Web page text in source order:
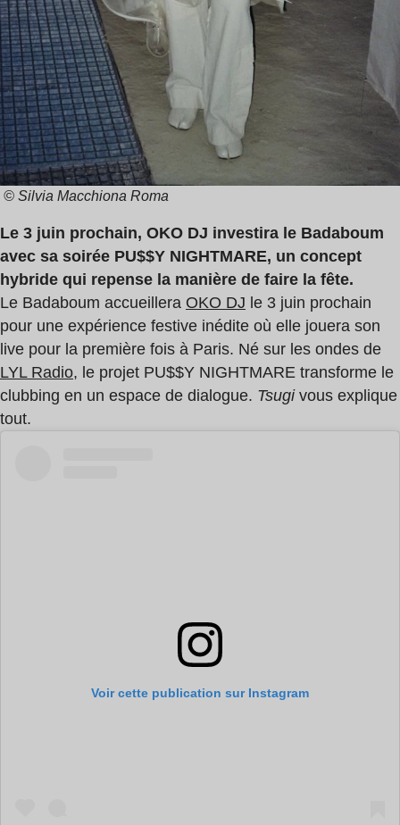
© Silvia Macchiona Roma
Le 3 juin prochain, OKO DJ investira le Badaboum
avec sa soirée PU$$Y NIGHTMARE, un concept
hybride qui repense la manière de faire la fête.
Le Badaboum accueillera OKO DJ le 3 juin prochain
pour une expérience festive inédite où elle jouera son
live pour la première fois à Paris. Né sur les ondes de
LYL Radio, le projet PU$$Y NIGHTMARE transforme le
clubbing en un espace de dialogue. Tsugivous explique
tout.
Voir cette publication sur Instagram